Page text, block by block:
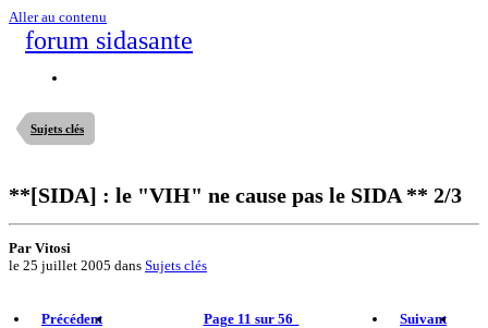
Aller au contenu
forum sidasante
Sujets clés
**[SIDA] : le "VIH" ne cause pas le SIDA ** 2/3
Par Vitosi
le 25 juillet 2005 dans Sujets clés
Précédent Suivant
Page 11 sur 56